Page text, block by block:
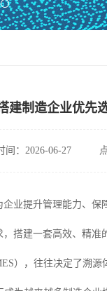
建制造企业优先
间：2026-06-27
业提升管理能力、
搭建一套高效、精
），往往决定了溯